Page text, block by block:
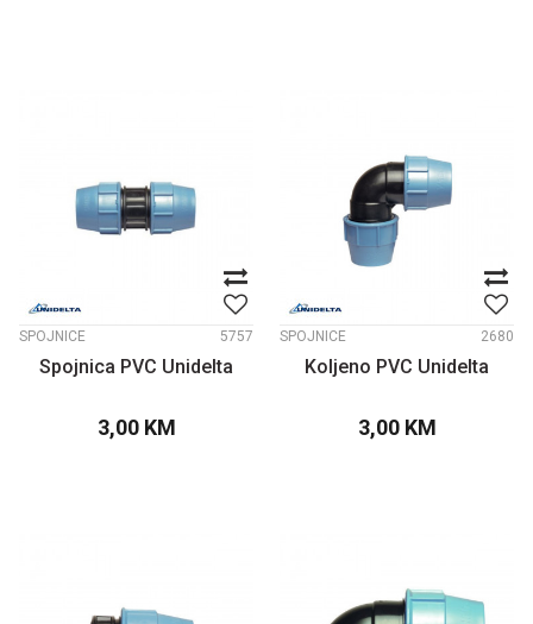
SPOJNICE 5757
Spojnica PVC Unidelta
3,00 KM
SPOJNICE 2680
Koljeno PVC Unidelta
3,00 KM